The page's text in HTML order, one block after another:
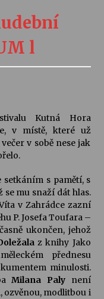
festival Quijotova
Kolchoz a
l
Kutná Hora
v místě, které už
v sobě nese jak
s pamětí, s
se mu snaží dát hlas.
v Zahrádce zazní
P. Josefa Toufara –
ukončen, jehož
z knihy Jako
přednesu
minulosti.
Milana Palynení
ozvěnou, modlitbou i